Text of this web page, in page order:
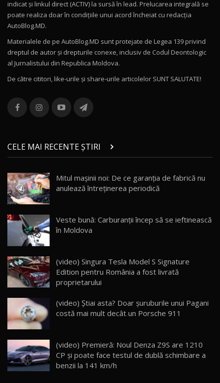
11
Noul Volvo ES90 / Test Drive AutoBlog.MD
12
Noul MG HS / Test Drive AutoBlog.MD
16:48
13
combină aventura cu luxul / AutoBlog.MD
36:08
chinez care face lumea să se întoarcă după el
/ AutoBlog.MD
17:27
15 14:37
16
AutoBlogMD
13:10
17 20:06
Va fi modelul nr.1 BYD în Moldova? BYD Seal U
30:08
AutoBlog.MD
23:36
20
Noul ZEEKR 7X / Test Drive AutoBlog.MD
indicat și linkul direct (ACTIV) la sursă în lead. Prelucarea integrală se
poate realiza doar în condițiile unui acord încheiat cu redacţia
AutoBlog.MD.
Materialele de pe AutoBlog.MD sunt protejate de Legea 139 privind
dreptul de autor și drepturile conexe, inclusiv de Codul Deontologic
al Jurnalistului din Republica Moldova.
De către cititori, like-urile şi share-urile articolelor SUNT SALUTATE!
CELE MAI RECENTE ȘTIRI
Mitul mașinii noi: De ce garanția de fabrică nu
anulează întreținerea periodică
Veste bună: Carburanții încep să se ieftinească
în Moldova
(video) Singura Tesla Model S Signature
Edition pentru România a fost livrată
proprietarului
(video) Știai asta? Doar șuruburile unui Pagani
costă mai mult decât un Porsche 911
(video) Premieră: Noul Denza Z9S are 1210
CP și poate face testul de dublă schimbare a
benzii la 141 km/h